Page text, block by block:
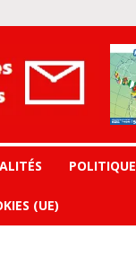
POLITIQUE
(UE)